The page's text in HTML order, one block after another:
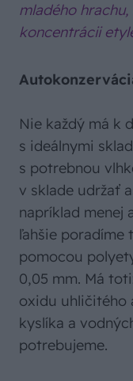
mladého
koncentrácii
Nie každý má k
s ideálnymi
s potrebnou
v sklade udržať
napríklad menej
ľahšie poradíme
pomocou
0,05 mm. Má
oxidu uhličitého
kyslíka a
potrebujeme.